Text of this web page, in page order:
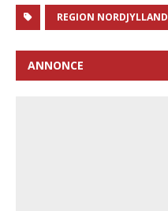
REGION NORDJYLLAND
ANNONCE